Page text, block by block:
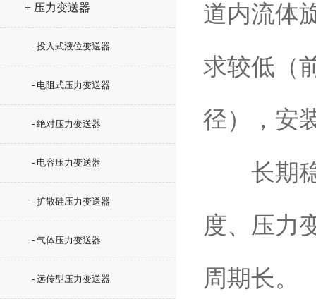
+ 压力变送器
- 投入式液位变送器
- 电阻式压力变送器
- 绝对压力变送器
- 电容压力变送器
- 扩散硅压力变送器
- 气体压力变送器
- 远传型压力变送器
道内流体
求较低（
径），安
长期稳
度、压力
周期长。